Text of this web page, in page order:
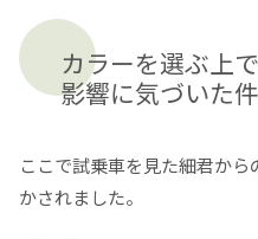
カラーを選ぶ上
影響に気づいた件
ここで試乗車を見た細君か
かされました。